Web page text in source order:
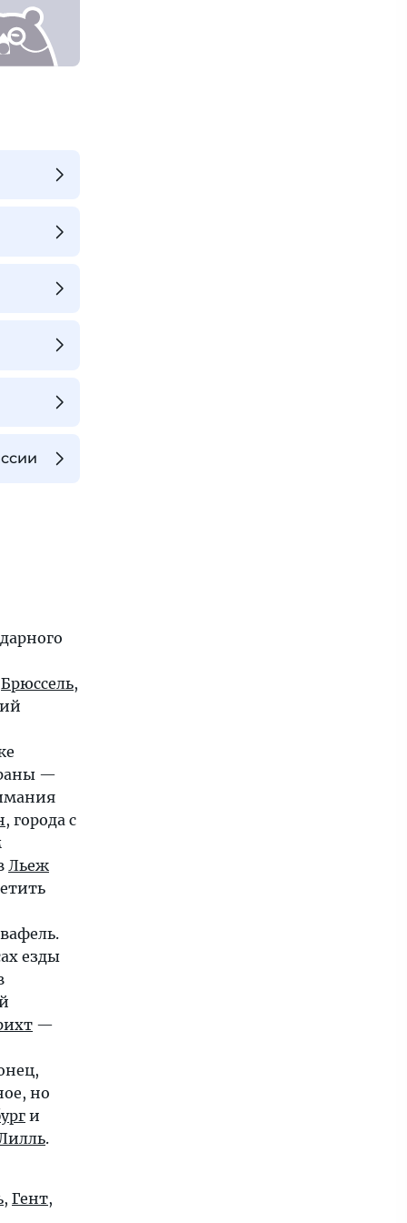
Брюссель,
—
, города с
Льеж
езды
—
но
и
.
, Гент,